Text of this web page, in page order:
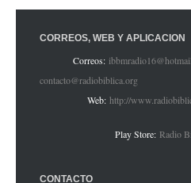
CORREOS, WEB Y APLICACIÓN
Correos:
contacto@radiobiblica.org
Web: http://
Play Store: Radio
CONTACTO